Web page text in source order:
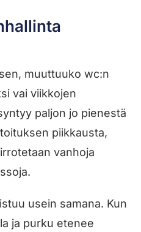
muuttuuko wc:n
vai viikkojen
paljon jo pienestä
piikkausta,
vanhoja
usein samana. Kun
ja purku etenee